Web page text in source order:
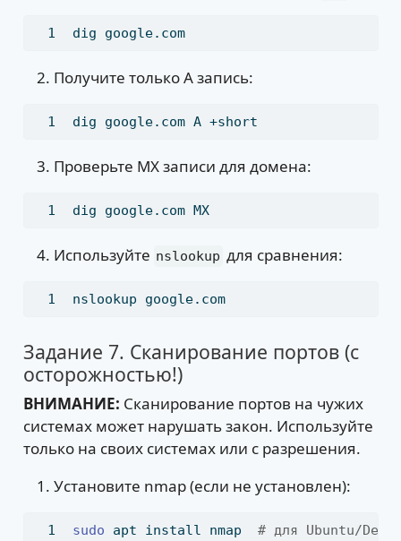
dig google.com
Получите только A запись:
dig google.com A +short
Проверьте MX записи для домена:
dig google.com MX
Используйте nslookup для сравнения:
nslookup google.com
Задание 7. Сканирование портов (с
осторожностью!)
ВНИМАНИЕ: Сканирование портов на чужих
системах может нарушать закон. Используйте
только на своих системах или с разрешения.
Установите nmap (если не установлен):
sudo apt install nmap # для Ubuntu/